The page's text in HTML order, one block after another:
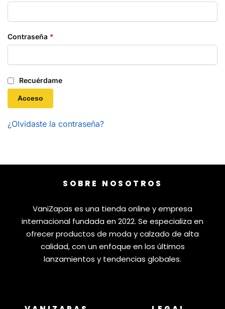
Contraseña *
Recuérdame
Acceso
¿Olvidaste la contraseña?
SOBRE NOSOTROS
VaniZapas es una tienda online y empresa
internacional fundada en 2022. Se especializa en
ofrecer productos de moda y calzado de alta
calidad, con un enfoque en los últimos
lanzamientos y tendencias globales.